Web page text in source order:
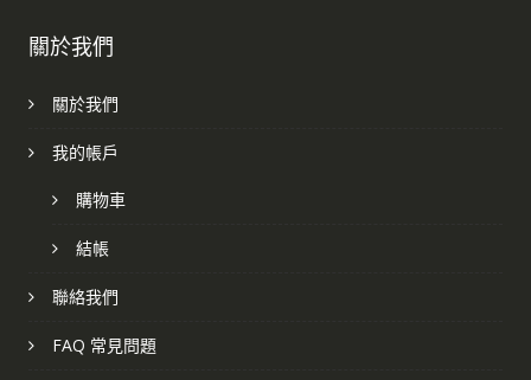
關於我們
關於我們
我的帳戶
購物車
結帳
聯絡我們
FAQ 常見問題